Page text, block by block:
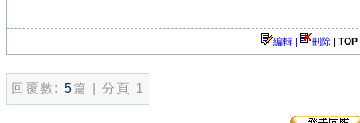
編輯 | 刪除 TOP
回覆數: 5篇 | 分頁 1